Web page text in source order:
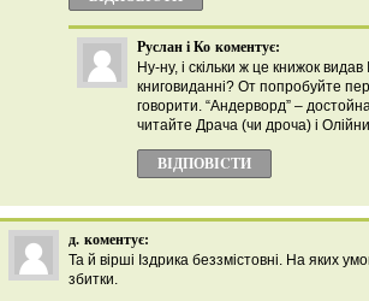
Руслан і Ко коментує:
Ну-ну, і скільки ж це книжок
книговиданні? От попробуйте
говорити. “Андерворд” –
читайте Драча (чи дроча) і
ВІДПОВІCТИ
д. коментує:
Та й вірші Іздрика беззмістовні. На яких
збитки.